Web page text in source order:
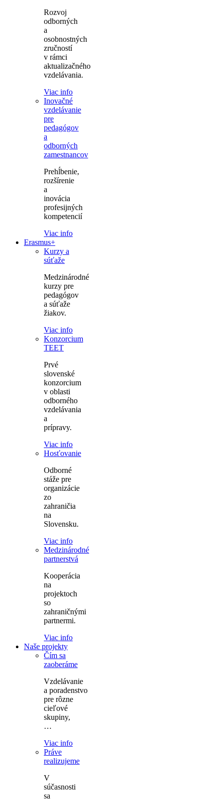
Rozvoj
odborných
a
osobnostných
zručností
v rámci
aktualizačného
vzdelávania.
Viac info
Inovačné
vzdelávanie
pre
pedagógov
a
odborných
zamestnancov
Prehĺbenie,
rozšírenie
a
inovácia
profesijných
kompetencií
Viac info
Erasmus+
Kurzy a
súťaže
Medzinárodné
kurzy pre
pedagógov
a súťaže
žiakov.
Viac info
Konzorcium
TEET
Prvé
slovenské
konzorcium
v oblasti
odborného
vzdelávania
a
prípravy.
Viac info
Hosťovanie
Odborné
stáže pre
organizácie
zo
zahraničia
na
Slovensku.
Viac info
Medzinárodné
partnerstvá
Kooperácia
na
projektoch
so
zahraničnými
partnermi.
Viac info
Naše projekty
Čím sa
zaoberáme
Vzdelávanie
a poradenstvo
pre rôzne
cieľové
skupiny,
…
Viac info
Práve
realizujeme
V
súčasnosti
sa